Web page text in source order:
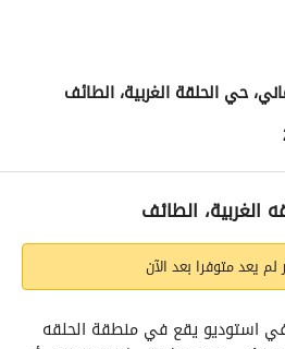
حي الحلقة الغربية، الطائف
الغربية، الطائف
لم يعد متوفرا بعد الآن